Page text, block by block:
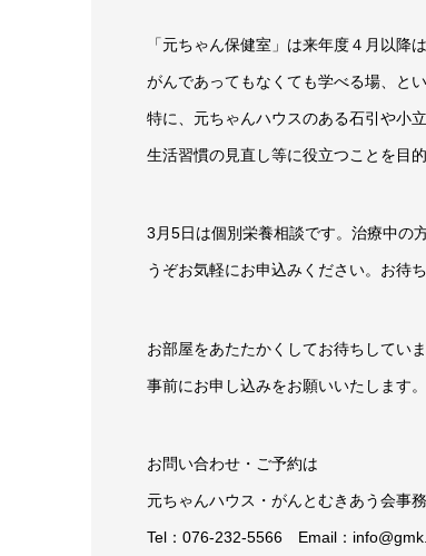
「元ちゃん保健室」は来年度４月以降
がんであってもなくても学べる場、と
特に、元ちゃんハウスのある石引や小
生活習慣の見直し等に役立つことを目
3月5日は個別栄養相談です。治療中の
うぞお気軽にお申込みください。お待
お部屋をあたたかくしてお待ちしていま
事前にお申し込みをお願いいたします。
お問い合わせ・ご予約は
元ちゃんハウス・がんとむきあう会事
Tel：076-232-5566 Email：